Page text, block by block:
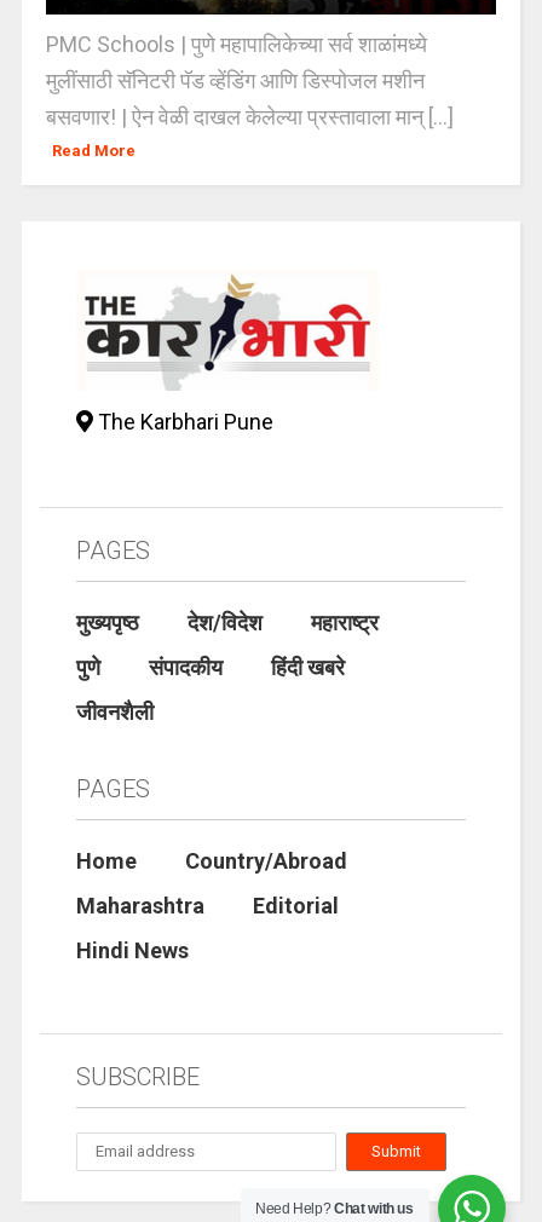
PMC Schools | पुणे महापालिकेच्या सर्व शाळांमध्ये
मुलींसाठी सॅनिटरी पॅड व्हेंडिंग आणि डिस्पोजल मशीन
बसवणार! | ऐन वेळी दाखल केलेल्या प्रस्तावाला मान् [...]
Read More
The Karbhari Pune
PAGES
मुख्यपृष्ठ देश/विदेश
महाराष्ट्र
पुणे
संपादकीय
हिंदी खबरे
जीवनशैली
PAGES
Home
Country/Abroad
Maharashtra
Editorial
Hindi News
SUBSCRIBE
Need Help?Chat with us